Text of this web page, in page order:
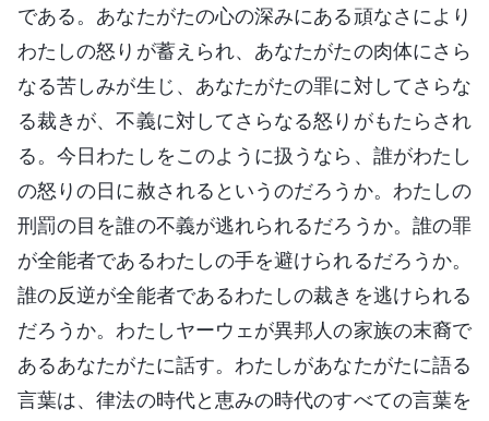
である。あなたがたの心の深みにある頑なさにより
わたしの怒りが蓄えられ、あなたがたの肉体にさら
なる苦しみが生じ、あなたがたの罪に対してさらな
る裁きが、不義に対してさらなる怒りがもたらされ
る。今日わたしをこのように扱うなら、誰がわたし
の怒りの日に赦されるというのだろうか。わたしの
刑罰の目を誰の不義が逃れられるだろうか。誰の罪
が全能者であるわたしの手を避けられるだろうか。
誰の反逆が全能者であるわたしの裁きを逃けられる
だろうか。わたしヤーウェが異邦人の家族の末裔で
あるあなたがたに話す。わたしがあなたがたに語る
言葉は、律法の時代と恵みの時代のすべての言葉を